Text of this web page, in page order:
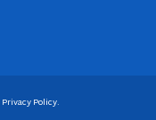
Privacy Policy.